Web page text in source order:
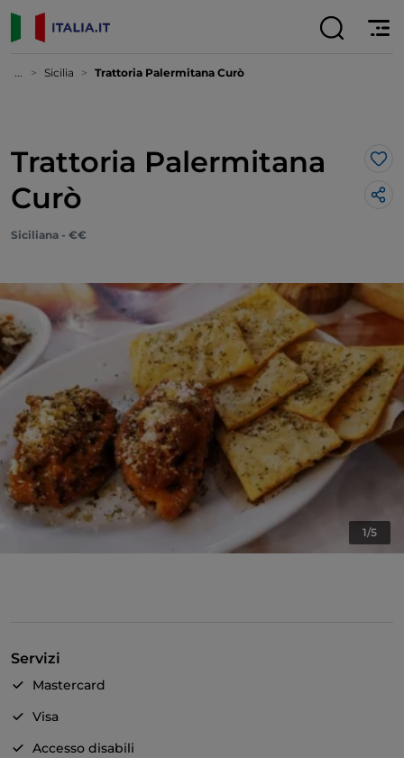
... Sicilia Trattoria Palermitana Curò
Trattoria Palermitana
Curò
Siciliana - €€
1/5
Servizi
Mastercard
Visa
Accesso disabili